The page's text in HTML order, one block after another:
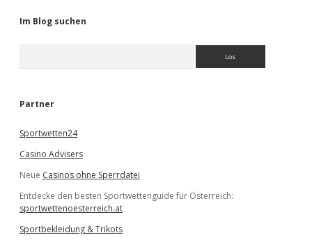
Im Blog suchen
e
Partner
Sportwetten24
Casino Advisers
Neue Casinos ohne Sperrdatei
Entdecke den besten Sportwettenguide für Österreich:
sportwettenoesterreich.at
Sportbekleidung & Trikots